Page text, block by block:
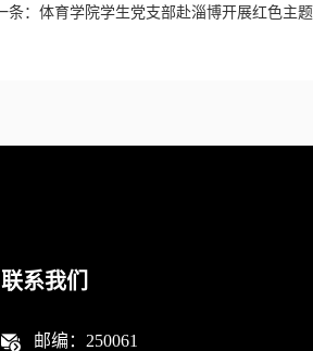
条： 体育学院学生党支部赴淄博开展红色主
联系我们
邮编：250061